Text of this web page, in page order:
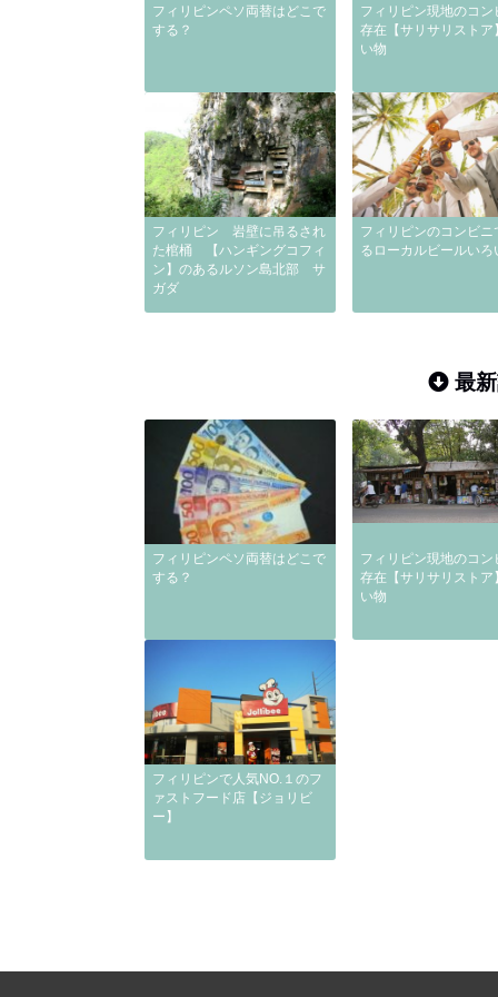
フィリピンペソ両替はどこで
する？
フィリピン現地のコン
存在【サリサリストア
い物
フィリピン 岩壁に吊るされ
た棺桶 【ハンギングコフィ
ン】のあるルソン島北部 サ
ガダ
フィリピンのコンビニ
るローカルビールいろ
最
フィリピンペソ両替はどこで
する？
フィリピン現地のコン
存在【サリサリストア
い物
フィリピンで人気NO.１のフ
ァストフード店【ジョリビ
ー】